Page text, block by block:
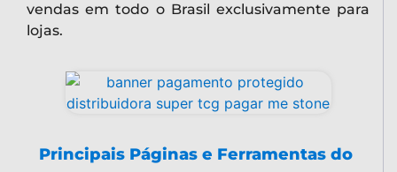
vendas em todo o Brasil exclusivamente para
lojas.
Principais Páginas e Ferramentas do